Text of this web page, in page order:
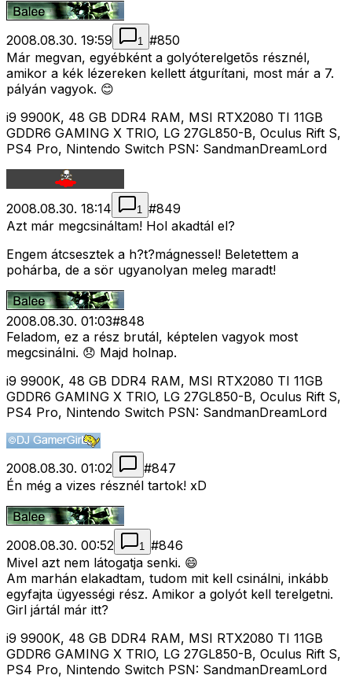
2008.08.30. 19:59 1 #850
Már megvan, egyébként a golyóterelgetõs résznél,
amikor a kék lézereken kellett átgurítani, most már a 7.
pályán vagyok. 😊
i9 9900K, 48 GB DDR4 RAM, MSI RTX2080 TI 11GB
GDDR6 GAMING X TRIO, LG 27GL850-B, Oculus Rift S,
PS4 Pro, Nintendo Switch PSN: SandmanDreamLord
2008.08.30. 18:14 1 #849
Azt már megcsináltam! Hol akadtál el?
Engem átcsesztek a h?t?mágnessel! Beletettem a
pohárba, de a sör ugyanolyan meleg maradt!
2008.08.30. 01:03#848
Feladom, ez a rész brutál, képtelen vagyok most
megcsinálni. 😞 Majd holnap.
i9 9900K, 48 GB DDR4 RAM, MSI RTX2080 TI 11GB
GDDR6 GAMING X TRIO, LG 27GL850-B, Oculus Rift S,
PS4 Pro, Nintendo Switch PSN: SandmanDreamLord
2008.08.30. 01:02 #847
Én még a vizes résznél tartok! xD
2008.08.30. 00:52 1 #846
Mivel azt nem látogatja senki. 😄
Am marhán elakadtam, tudom mit kell csinálni, inkább
egyfajta ügyességi rész. Amikor a golyót kell terelgetni.
Girl jártál már itt?
i9 9900K, 48 GB DDR4 RAM, MSI RTX2080 TI 11GB
GDDR6 GAMING X TRIO, LG 27GL850-B, Oculus Rift S,
PS4 Pro, Nintendo Switch PSN: SandmanDreamLord